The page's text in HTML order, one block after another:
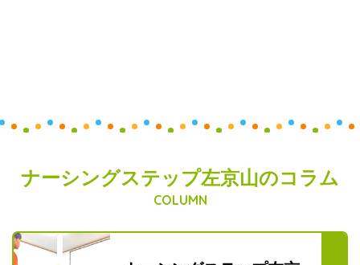
ナーシングステップ左京山のコラム
COLUMN